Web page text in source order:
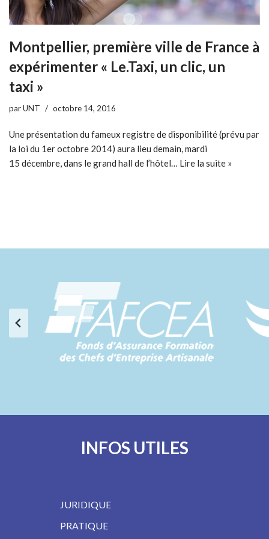
Montpellier, première ville de France à
expérimenter « Le.Taxi, un clic, un
taxi »
parUNT octobre 14, 2016
Une présentation du fameux registre de disponibilité (prévu par
la loi du 1er octobre 2014) aura lieu demain, mardi
15 décembre, dans le grand hall de l’hôtel… Lire la suite »
INFOS UTILES
JURIDIQUE
PRATIQUE